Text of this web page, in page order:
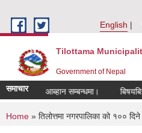
English
Tilottama
Government of Nepal
समाचारआब्हान सम्बन्धमा।
You are here
Home » तिलोत्तमा नगरपालिका को १००